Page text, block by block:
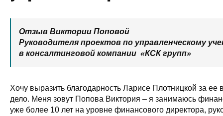
Отзыв Виктории Поповой
Руководителя проектов по управленческому
в консалтинговой компании «КСК групп»
Хочу выразить благодарность Ларисе Плотницкой за
дело. Меня зовут Попова Виктория – я занимаюсь
уже более 10 лет на уровне финансового директора,